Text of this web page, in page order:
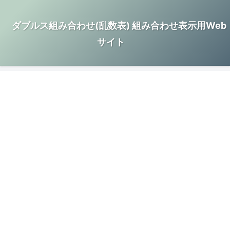
ダブルス組み合わせ(乱数表) 組み合わせ表示用Web
サイト